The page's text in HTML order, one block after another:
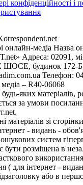
конфіденційності і
онлайн-медіа Назва
Адреса: 02091,
будинок 172-Б,
Телефон:
медіа – R40-06068
яких матеріалів,
за умови
матеріалів зі
- видань -
систем
розміщена в
використання
( для інтернет -
або в